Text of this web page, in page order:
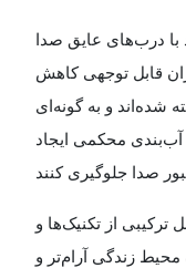
با درب‌های عایق صدا
قابل توجهی کاهش
شده‌اند و به گونه‌ای
محکمی ایجاد
صدا جلوگیری کنند
ترکیبی از تکنیک‌ها و
زندگی آرام‌تر و